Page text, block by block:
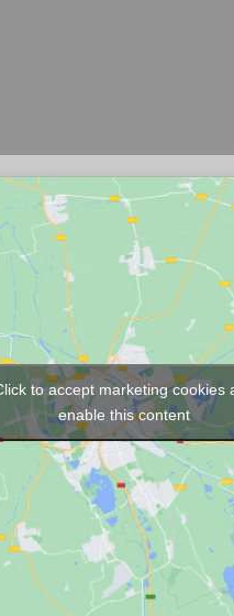
to accept marketing cookies
enable this content